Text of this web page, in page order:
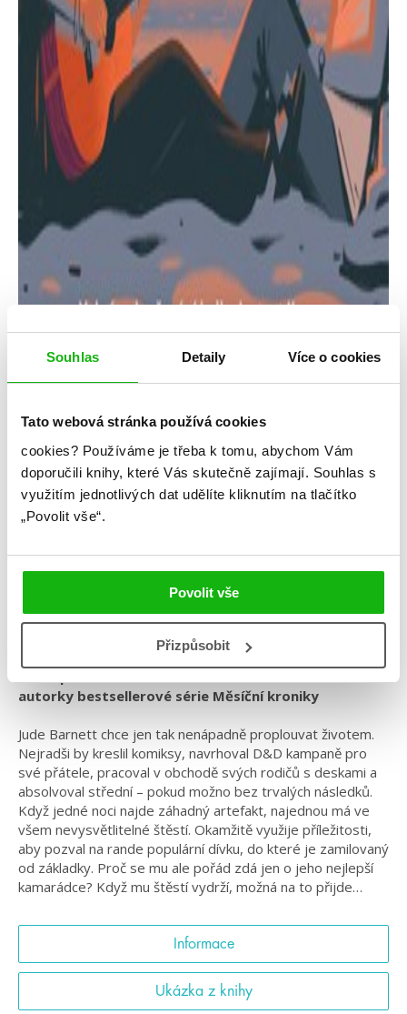
Souhlas Detaily Více o cookies
Tato webová stránka používá cookies
cookies? Používáme je třeba k tomu, abychom Vám
doporučili knihy, které Vás skutečně zajímají. Souhlas s
využitím jednotlivých dat udělíte kliknutím na tlačítko
„Povolit vše“.
Povolit vše
Přizpůsobit
Žánr: Contemporary
S trochou štěstí
#strochouštěstí
autorky bestsellerové série Měsíční kroniky
Jude Barnett chce jen tak nenápadně proplouvat životem.
Nejradši by kreslil komiksy, navrhoval D&D kampaně pro
své přátele, pracoval v obchodě svých rodičů s deskami a
absolvoval střední – pokud možno bez trvalých následků.
Když jedné noci najde záhadný artefakt, najednou má ve
všem nevysvětlitelné štěstí. Okamžitě využije příležitosti,
aby pozval na rande populární dívku, do které je zamilovaný
od základky. Proč se mu ale pořád zdá jen o jeho nejlepší
kamarádce? Když mu štěstí vydrží, možná na to přijde…
Informace
Ukázka z knihy